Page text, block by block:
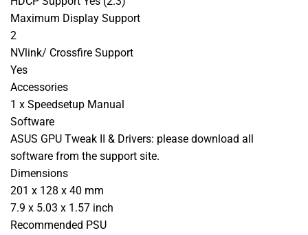
Maximum Display Support
2
NVlink/ Crossfire Support
Yes
Accessories
1 x Speedsetup Manual
Software
ASUS GPU Tweak II & Drivers: please download all
software from the support site.
Dimensions
201 x 128 x 40 mm
7.9 x 5.03 x 1.57 inch
Recommended PSU